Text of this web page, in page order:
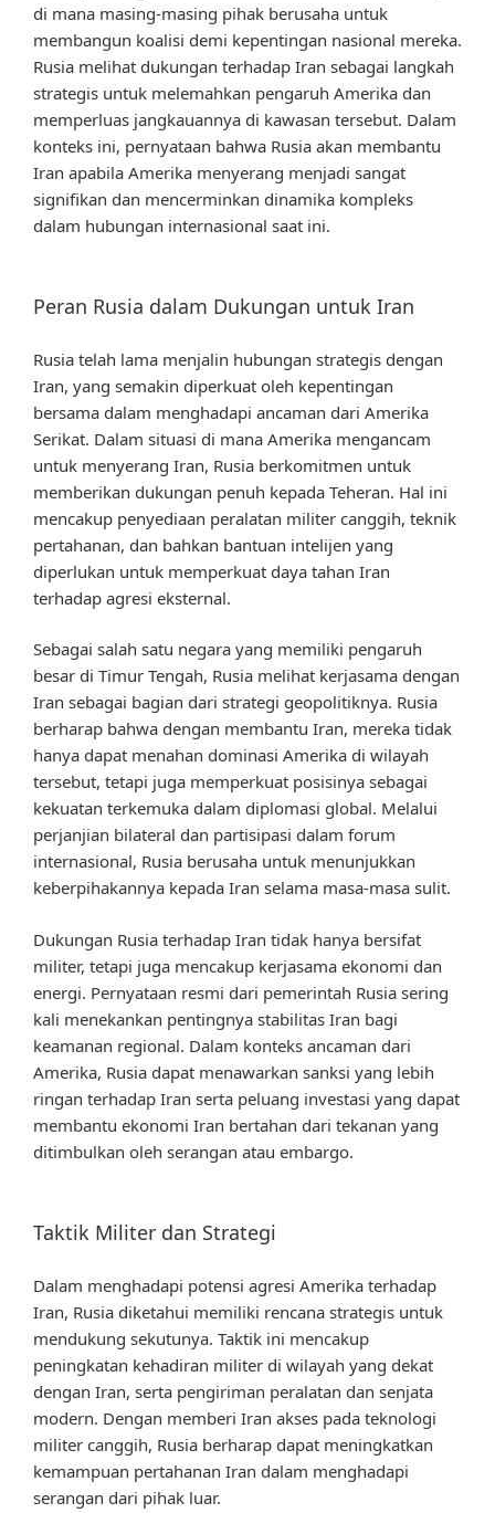
di mana masing-masing pihak berusaha untuk
membangun koalisi demi kepentingan nasional mereka.
Rusia melihat dukungan terhadap Iran sebagai langkah
strategis untuk melemahkan pengaruh Amerika dan
memperluas jangkauannya di kawasan tersebut. Dalam
konteks ini, pernyataan bahwa Rusia akan membantu
Iran apabila Amerika menyerang menjadi sangat
signifikan dan mencerminkan dinamika kompleks
dalam hubungan internasional saat ini.
Peran Rusia dalam Dukungan untuk Iran
Rusia telah lama menjalin hubungan strategis dengan
Iran, yang semakin diperkuat oleh kepentingan
bersama dalam menghadapi ancaman dari Amerika
Serikat. Dalam situasi di mana Amerika mengancam
untuk menyerang Iran, Rusia berkomitmen untuk
memberikan dukungan penuh kepada Teheran. Hal ini
mencakup penyediaan peralatan militer canggih, teknik
pertahanan, dan bahkan bantuan intelijen yang
diperlukan untuk memperkuat daya tahan Iran
terhadap agresi eksternal.
Sebagai salah satu negara yang memiliki pengaruh
besar di Timur Tengah, Rusia melihat kerjasama dengan
Iran sebagai bagian dari strategi geopolitiknya. Rusia
berharap bahwa dengan membantu Iran, mereka tidak
hanya dapat menahan dominasi Amerika di wilayah
tersebut, tetapi juga memperkuat posisinya sebagai
kekuatan terkemuka dalam diplomasi global. Melalui
perjanjian bilateral dan partisipasi dalam forum
internasional, Rusia berusaha untuk menunjukkan
keberpihakannya kepada Iran selama masa-masa sulit.
Dukungan Rusia terhadap Iran tidak hanya bersifat
militer, tetapi juga mencakup kerjasama ekonomi dan
energi. Pernyataan resmi dari pemerintah Rusia sering
kali menekankan pentingnya stabilitas Iran bagi
keamanan regional. Dalam konteks ancaman dari
Amerika, Rusia dapat menawarkan sanksi yang lebih
ringan terhadap Iran serta peluang investasi yang dapat
membantu ekonomi Iran bertahan dari tekanan yang
ditimbulkan oleh serangan atau embargo.
Taktik Militer dan Strategi
Dalam menghadapi potensi agresi Amerika terhadap
Iran, Rusia diketahui memiliki rencana strategis untuk
mendukung sekutunya. Taktik ini mencakup
peningkatan kehadiran militer di wilayah yang dekat
dengan Iran, serta pengiriman peralatan dan senjata
modern. Dengan memberi Iran akses pada teknologi
militer canggih, Rusia berharap dapat meningkatkan
kemampuan pertahanan Iran dalam menghadapi
serangan dari pihak luar.